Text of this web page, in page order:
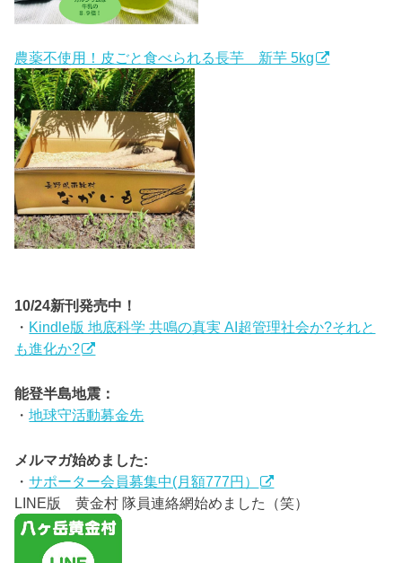
農薬不使用！皮ごと食べられる長芋 新芋 5kg
10/24新刊発売中！
・ Kindle版 地底科学 共鳴の真実 AI超管理社会か?それと
も進化か?
能登半島地震：
・地球守活動募金先
メルマガ始めました:
・サポーター会員募集中(月額777円）
LINE版 黄金村 隊員連絡網始めました（笑）